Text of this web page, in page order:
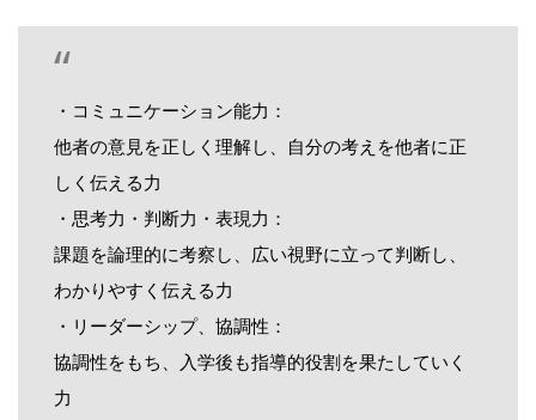
・コミュニケーション能力：
他者の意見を正しく理解し、自分の考えを他者に正
しく伝える力
・思考力・判断力・表現力：
課題を論理的に考察し、広い視野に立って判断し、
わかりやすく伝える力
・リーダーシップ、協調性：
協調性をもち、入学後も指導的役割を果たしていく
力